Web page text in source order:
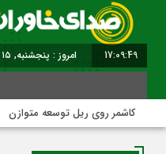
17:09:50 برابر با :
کاشمر روی ریل توسعه متوازن